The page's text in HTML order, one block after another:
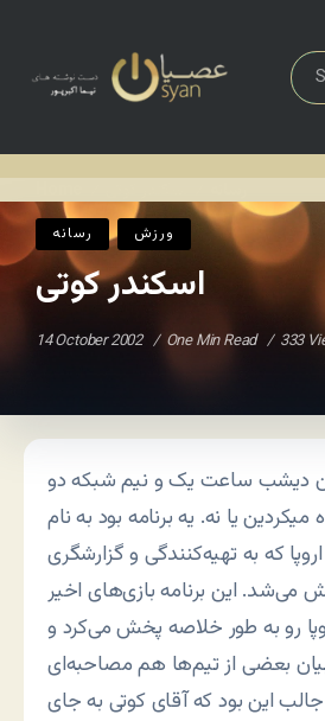
رسانه ورزش
اسکندر کوتی
14 October 2002 One Min Read 333
دیشب ساعت یک و نیم شبکه دو
میکردین یا نه. یه برنامه بود به نام
که به تهیه‌کنندگی و گزارشگری
می‌شد. این برنامه بازی‌های اخیر
رو به طور خلاصه پخش می‌کرد و
بعضی از تیم‌ها هم مصاحبه‌ای
جالب این بود که آقای کوتی به جای